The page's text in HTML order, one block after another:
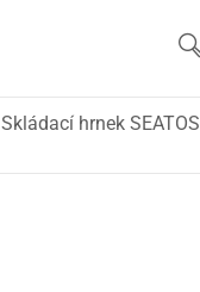
Skládací hrnek